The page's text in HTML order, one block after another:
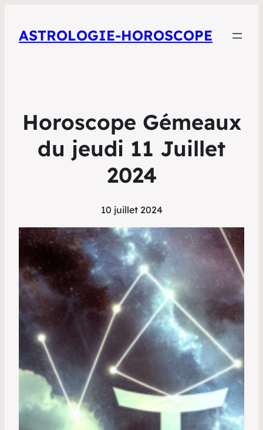
ASTROLOGIE-HOROSCOPE
Horoscope Gémeaux
du jeudi 11 Juillet
2024
10 juillet 2024